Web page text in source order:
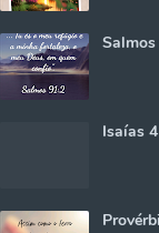
Salmos
Isaías